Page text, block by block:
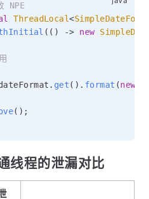
NPE
ThreadLocal<
( ( ) -> new
. get ( ) . format (new
( ) ;
线程的泄漏对比